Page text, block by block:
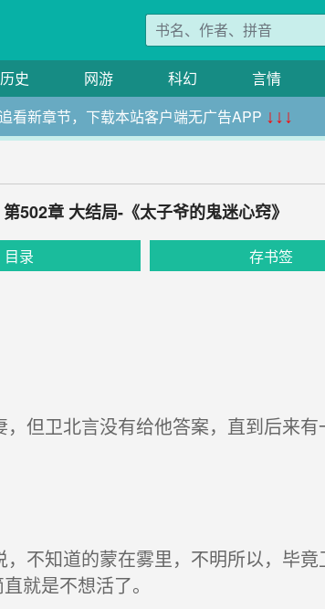
历史 网游 科幻 言情
看新章节，下载本站客户端无广告APP ↓↓↓
第502章 大结局-《太子爷的鬼迷心窍》
目录 存书签
但卫北言没有给他答案，直到后来
不知道的蒙在雾里，不明所以，毕
就是不想活了。